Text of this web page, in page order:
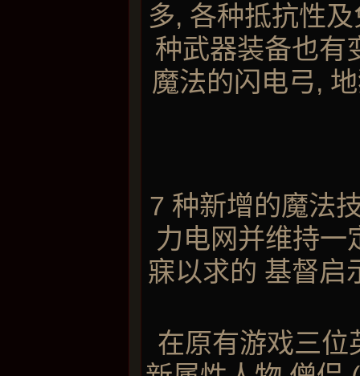
多, 各种抵抗性
种武器装备也有
魔法的闪电弓,
7 种新增的魔法
力电网并维持一
寐以求的 基督启
在原有游戏三位